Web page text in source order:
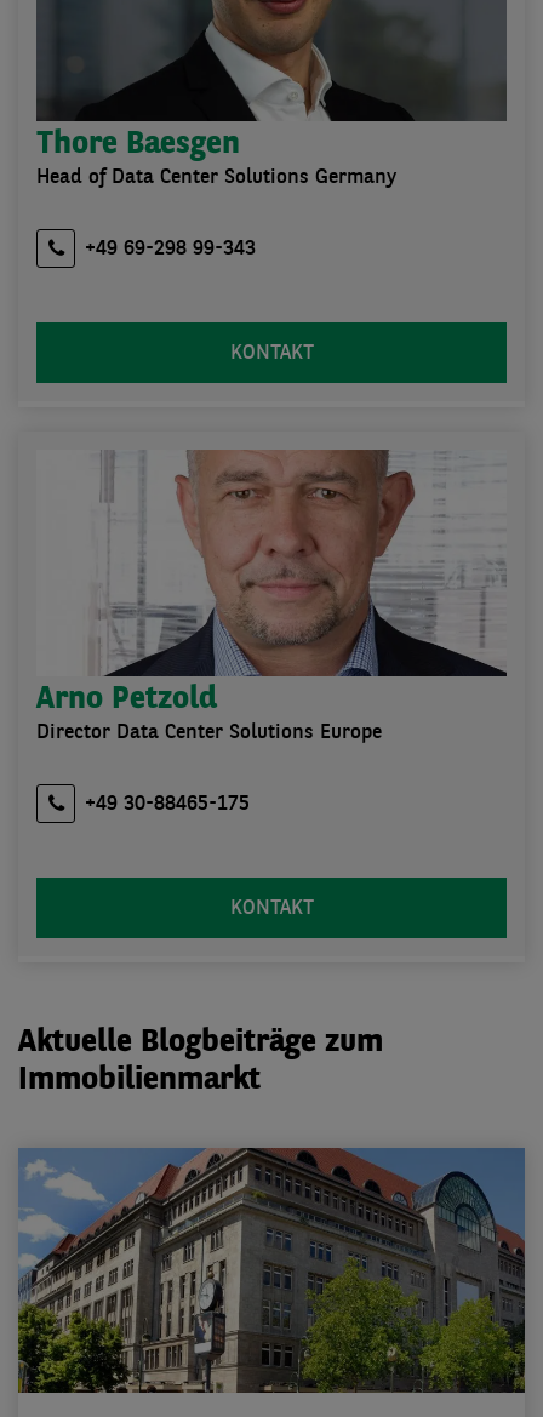
Thore Baesgen
Head of Data Center Solutions Germany
+49 69-298 99-343
KONTAKT
Arno Petzold
Director Data Center Solutions Europe
+49 30-88465-175
KONTAKT
Aktuelle Blogbeiträge zum
Immobilienmarkt